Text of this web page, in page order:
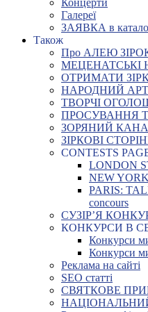
Концерти
Галереї
ЗАЯВКА в
Також
Про АЛЕЮ
МЕЦЕНАТСЬКІ
ОТРИМАТИ
НАРОДНИЙ
ТВОРЧІ
ПРОСУВАННЯ
ЗОРЯНИЙ
ЗІРКОВІ
CONTESTS
LONDON
NEW
PARIS:
concours
СУЗІР’Я
КОНКУРСИ В
Конкурси
Конкурси
Реклама на сайті
SEO статті
СВЯТКОВЕ